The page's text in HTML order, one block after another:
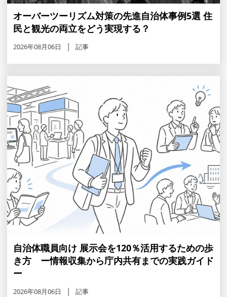
オーバーツーリズム対策の先進自治体事例5選 住
民と観光の両立をどう実現する？
2026年08月06日 記事
自治体職員向け 展示会を120％活用するための歩
き方 ー情報収集から庁内共有までの実践ガイド
ー
2026年08月06日 記事